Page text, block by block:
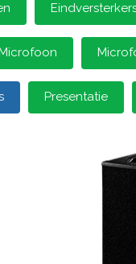
Presentatie